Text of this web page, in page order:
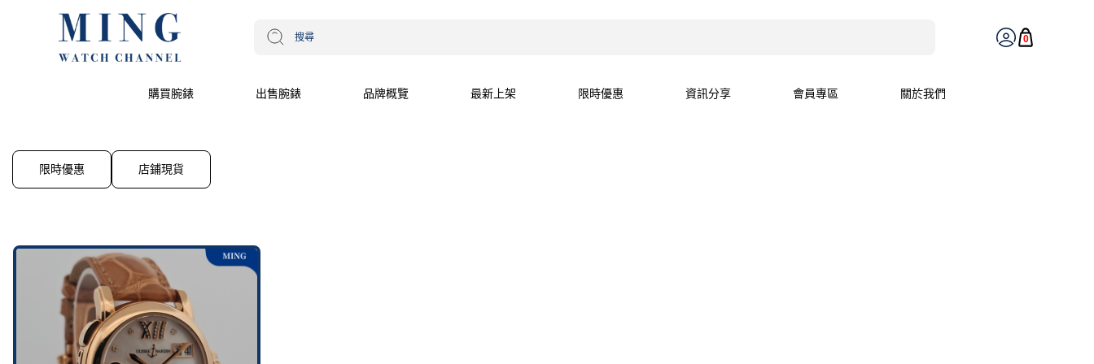
0
購買腕錶 出售腕錶 品牌概覽 最新上架 限時優惠 資訊分享 會員專區 關於我們
限時優惠 店鋪現貨